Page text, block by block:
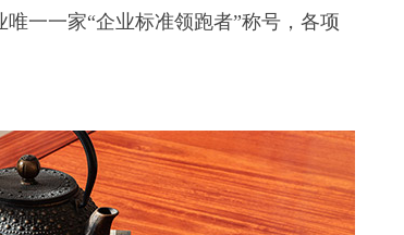
一一家“企业标准领跑者”称号，各项